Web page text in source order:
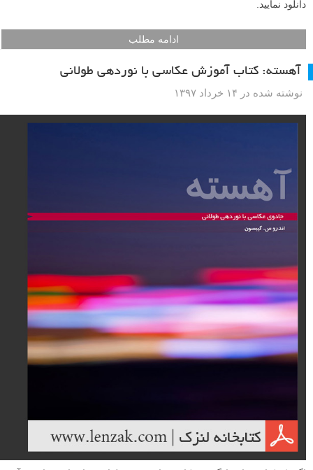
دانلود نمایید.
ادامه مطلب
آهسته: کتاب آموزش عکاسی با نوردهی طولانی
نوشته شده در ۱۴ خرداد ۱۳۹۷